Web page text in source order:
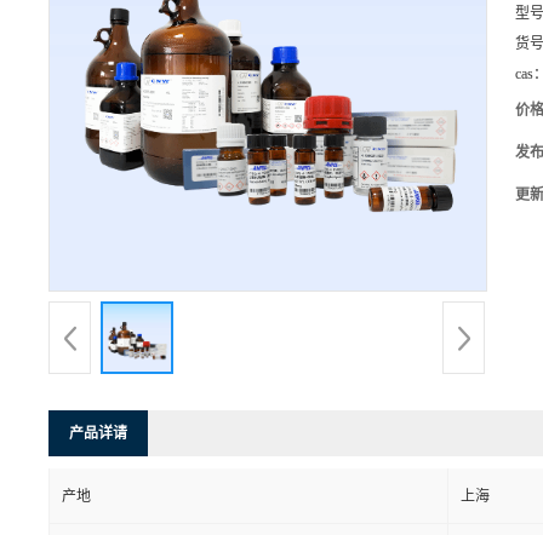
型
货
cas
价
发
更
产品详请
产地 上海